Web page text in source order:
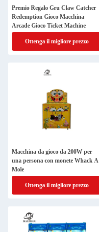
Premio Regalo Gru Claw Catcher
Redemption Gioco Macchina
Arcade Gioco Ticket Machine
Ottenga il migliore prezzo
Macchina da gioco da 200W per
una persona con monete Whack A
Mole
Ottenga il migliore prezzo